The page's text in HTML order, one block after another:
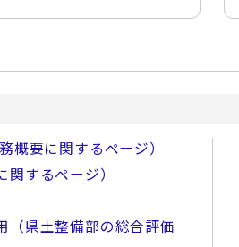
概要に関するページ）
するページ）
（県土整備部の総合評価